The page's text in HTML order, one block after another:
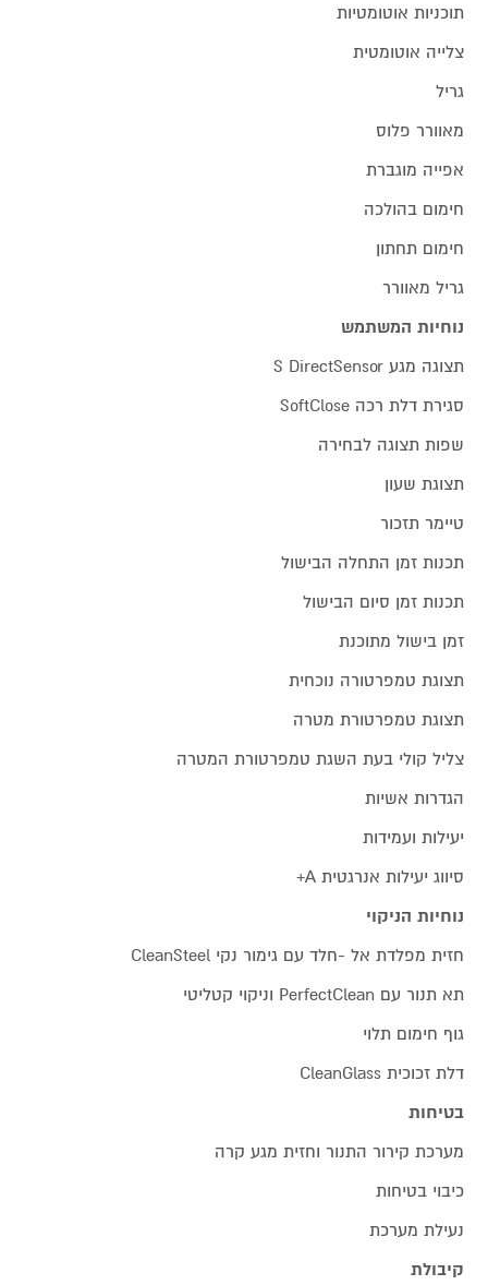
תוכניות אוטומטיות
צלייה אוטומטית
גריל
מאוורר פלוס
אפייה מוגברת
חימום בהולכה
חימום תחתון
גריל מאוורר
נוחיות המשתמש
תצוגה מגע S DirectSensor
סגירת דלת רכה SoftClose
שפות תצוגה לבחירה
תצוגת שעון
טיימר תזכור
תכנות זמן התחלה הבישול
תכנות זמן סיום הבישול
זמן בישול מתוכנת
תצוגת טמפרטורה נוכחית
תצוגת טמפרטורת מטרה
צליל קולי בעת השגת טמפרטורת המטרה
הגדרות אשיות
יעילות ועמידות
סיווג יעילות אנרגטית A+
נוחיות הניקוי
חזית מפלדת אל -חלד עם גימור נקי CleanSteel
תא תנור עם PerfectClean וניקוי קטליטי
גוף חימום תלוי
דלת זכוכית CleanGlass
בטיחות
מערכת קירור התנור וחזית מגע קרה
כיבוי בטיחות
נעילת מערכת
קיבולת